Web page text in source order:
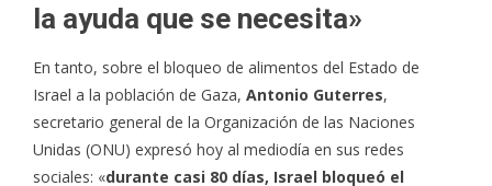
la ayuda que se necesita»
En tanto, sobre el bloqueo de alimentos del Estado de
Israel a la población de Gaza, Antonio Guterres,
secretario general de la Organización de las Naciones
Unidas (ONU) expresó hoy al mediodía en sus redes
sociales: «durante casi 80 días, Israel bloqueó el